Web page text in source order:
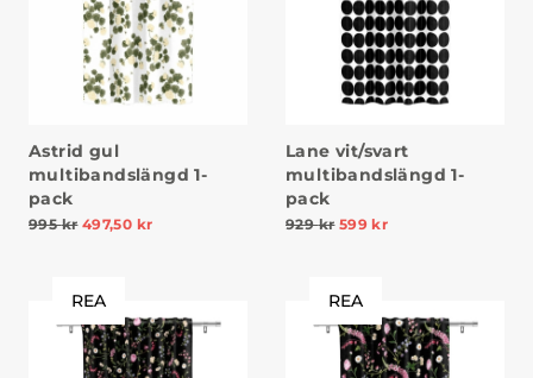
Astrid gul
multibandslängd 1-
pack
995kr 497,50 kr
Lane vit/svart
multibandslängd 1-
pack
929kr 599kr
REA REA